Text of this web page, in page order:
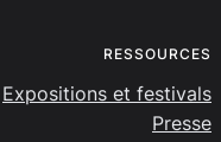
RESSOURCES
Expositions et festivals
Presse